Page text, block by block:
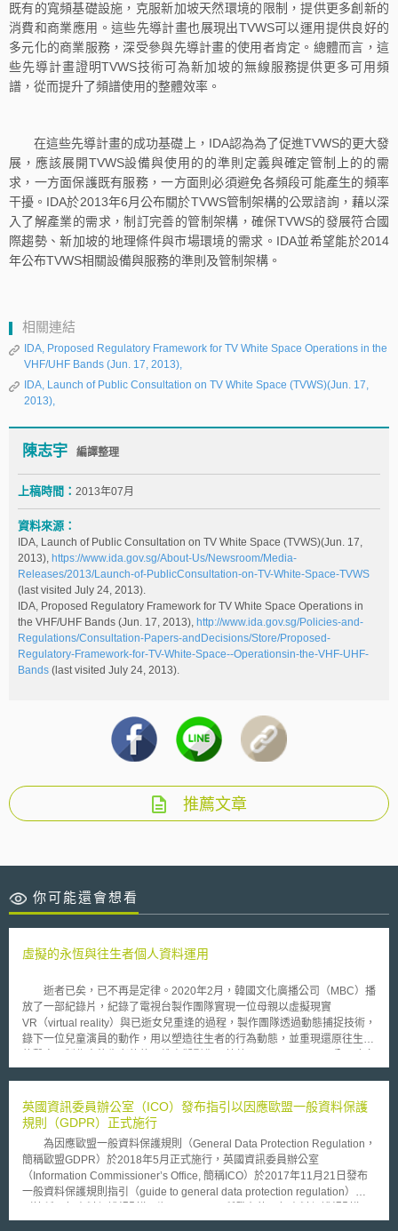
既有的寬頻基礎設施，克服新加坡天然環境的限制，提供更多創新的
消費和商業應用。這些先導計畫也展現出TVWS可以運用提供良好的
多元化的商業服務，深受參與先導計畫的使用者肯定。總體而言，這
些先導計畫證明TVWS技術可為新加坡的無線服務提供更多可用頻
譜，從而提升了頻譜使用的整體效率。
在這些先導計畫的成功基礎上，IDA認為為了促進TVWS的更大發
展，應該展開TVWS設備與使用的的準則定義與確定管制上的的需
求，一方面保護既有服務，一方面則必須避免各頻段可能產生的頻率
干擾。IDA於2013年6月公布關於TVWS管制架構的公眾諮詢，藉以深
入了解產業的需求，制訂完善的管制架構，確保TVWS的發展符合國
際趨勢、新加坡的地理條件與市場環境的需求。IDA並希望能於2014
年公布TVWS相關設備與服務的準則及管制架構。
相關連結
IDA, Proposed Regulatory Framework for TV White Space Operations in the
VHF/UHF Bands (Jun. 17, 2013),
IDA, Launch of Public Consultation on TV White Space (TVWS)(Jun. 17,
2013),
陳志宇 編譯整理
上稿時間： 2013年07月
資料來源：
IDA, Launch of Public Consultation on TV White Space (TVWS)(Jun. 17,
2013), https://www.ida.gov.sg/About-Us/Newsroom/Media-
Releases/2013/Launch-of-Public­Consultation-on-TV-White-Space-TVWS
(last visited July 24, 2013).
IDA, Proposed Regulatory Framework for TV White Space Operations in
the VHF/UHF Bands (Jun. 17, 2013), http://www.ida.gov.sg/Policies-and-
Regulations/Consultation-Papers-and­Decisions/Store/Proposed-
Regulatory-Framework-for-TV-White-Space--Operations­in-the-VHF-UHF-
Bands (last visited July 24, 2013).
推薦文章
你可能還會想看
虛擬的永恆與往生者個人資料運用
逝者已矣，已不再是定律。2020年2月，韓國文化廣播公司（MBC）播
放了一部紀錄片，紀錄了電視台製作團隊實現一位母親以虛擬現實
VR（virtual reality）與已逝女兒重逢的過程，製作團隊透過動態捕捉技術，
錄下一位兒童演員的動作，用以塑造往生者的行為動態，並重現還原往生者
一個名為ETER9的社交網路，將每位用戶與AI進行配對，AI會學習複製該用
持續運行。現今許多科技新創公司正著手研究「數位來生」，使往生者於數
位中重生。 牛津網際網路研究所（Oxford Internet Institute）的一項最
的帳號數量。而FaceBook可視為現今人類物種歷史上最大的人類行為資料
庫，曾經創建過個人資料的用戶都不復存在，但他們的數位資訊卻永存於網
際網路中，但在多數國家，往生者的資料並不是個人資料保護法令所含括的
保護客體，往生者個人資料之運用勢必成為道德與法律上的重要課題。
英國資訊委員辦公室（ICO）發布指引以因應歐盟一般資料保護
規則（GDPR）正式施行
為因應歐盟一般資料保護規則（General Data Protection Regulation，
簡稱歐盟GDPR）於2018年5月正式施行，英國資訊委員辦公室
（Information Commissioner’s Office, 簡稱ICO）於2017年11月21日發布
一般資料保護規則指引（guide to general data protection regulation）
引，係用於解釋歐盟GDPR的各條規定，協助企業符合歐盟GDPR的各項要